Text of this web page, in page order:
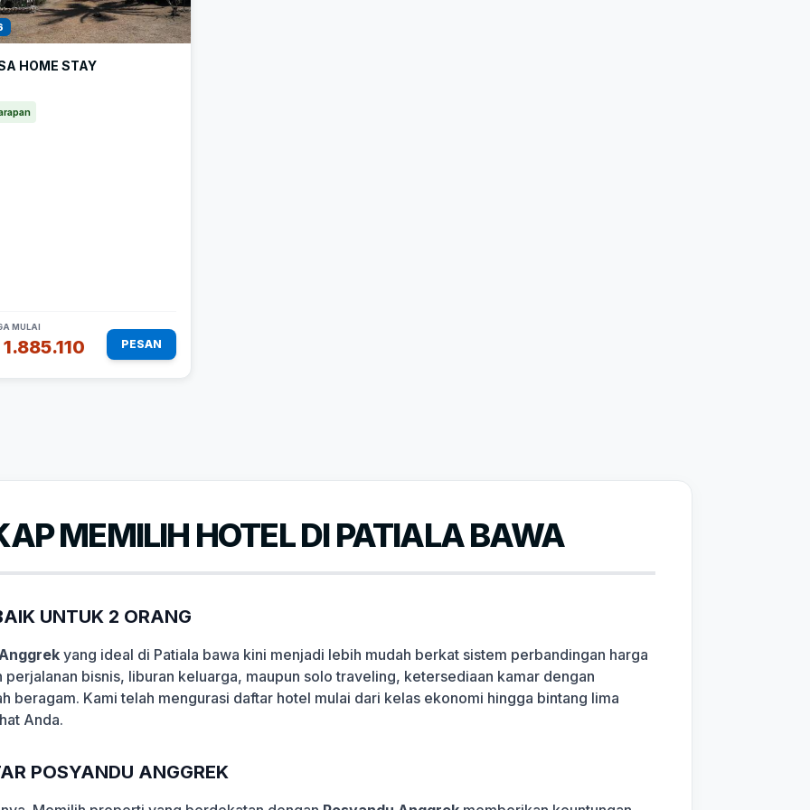
HOME STAY
MULAI
1.885.110 PESAN
MEMILIH HOTEL DI PATIALA BAWA
UNTUK 2 ORANG
yang ideal di Patiala bawa kini menjadi lebih mudah berkat sistem perbandingan harga
bisnis, liburan keluarga, maupun solo traveling, ketersediaan kamar dengan
beragam. Kami telah mengurasi daftar hotel mulai dari kelas ekonomi hingga bintang lima
Anda.
POSYANDU ANGGREK